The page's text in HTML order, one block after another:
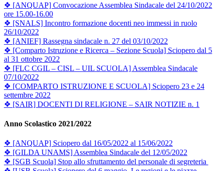
❖ [ANQUAP] Convocazione Assemblea Sindacale del 24/10/2022
ore 15.00-16.00
❖ [SNALS] Incontro formazione docenti neo immessi in ruolo
26/10/2022
❖ [ANIEF] Rassegna sindacale n. 27 del 03/10/2022
❖ [Comparto Istruzione e Ricerca – Sezione Scuola] Sciopero dal 5
al 31 ottobre 2022
❖ [FLC CGIL – CISL – UIL SCUOLA] Assemblea Sindacale
07/10/2022
❖ [COMPARTO ISTRUZIONE E SCUOLA] Sciopero 23 e 24
settembre 2022
❖ [SAIR] DOCENTI DI RELIGIONE – SAIR NOTIZIE n. 1
Anno Scolastico 2021/2022
❖ [ANQUAP] Sciopero dal 16/05/2022 al 15/06/2022
❖ [GILDA UNAMS] Assemblea Sindacale del 12/05/2022
❖ [SGB Scuola] Stop allo sfruttamento del personale di segreteria